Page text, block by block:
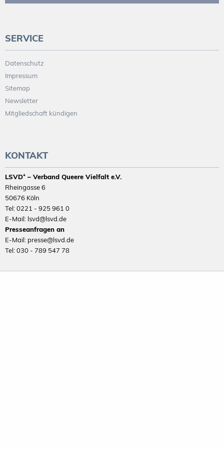
SERVICE
Datenschutz
Impressum
Sitemap
Newsletter
Mitgliedschaft kündigen
KONTAKT
LSVD⁺ – Verband Queere Vielfalt e.V.
Rheingasse 6
50676 Köln
Tel: 0221 - 925 961 0
E-Mail: lsvd@lsvd.de
Presseanfragen an
E-Mail: presse@lsvd.de
Tel: 030 - 789 547 78